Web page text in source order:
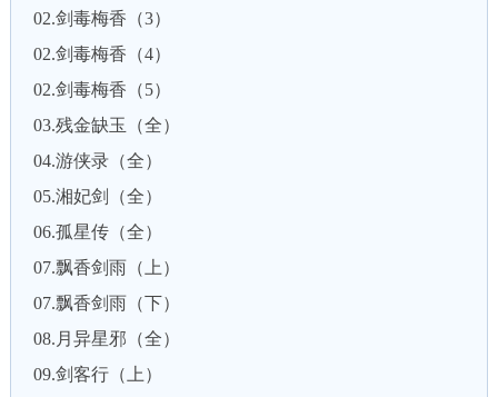
02.剑毒梅香（3）
02.剑毒梅香（4）
02.剑毒梅香（5）
03.残金缺玉（全）
04.游侠录（全）
05.湘妃剑（全）
06.孤星传（全）
07.飘香剑雨（上）
07.飘香剑雨（下）
08.月异星邪（全）
09.剑客行（上）